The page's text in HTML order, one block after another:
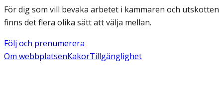
För dig som vill bevaka arbetet i kammaren och utskotten
finns det flera olika sätt att välja mellan.
Följ och prenumerera
Om webbplatsenKakorTillgänglighet